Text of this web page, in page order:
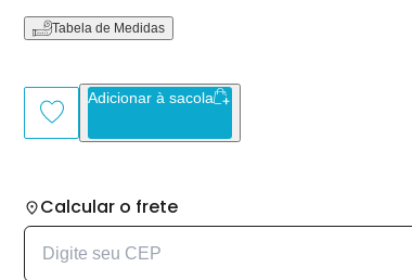
Tabela de Medidas
Adicionar à sacola
Calcular o frete